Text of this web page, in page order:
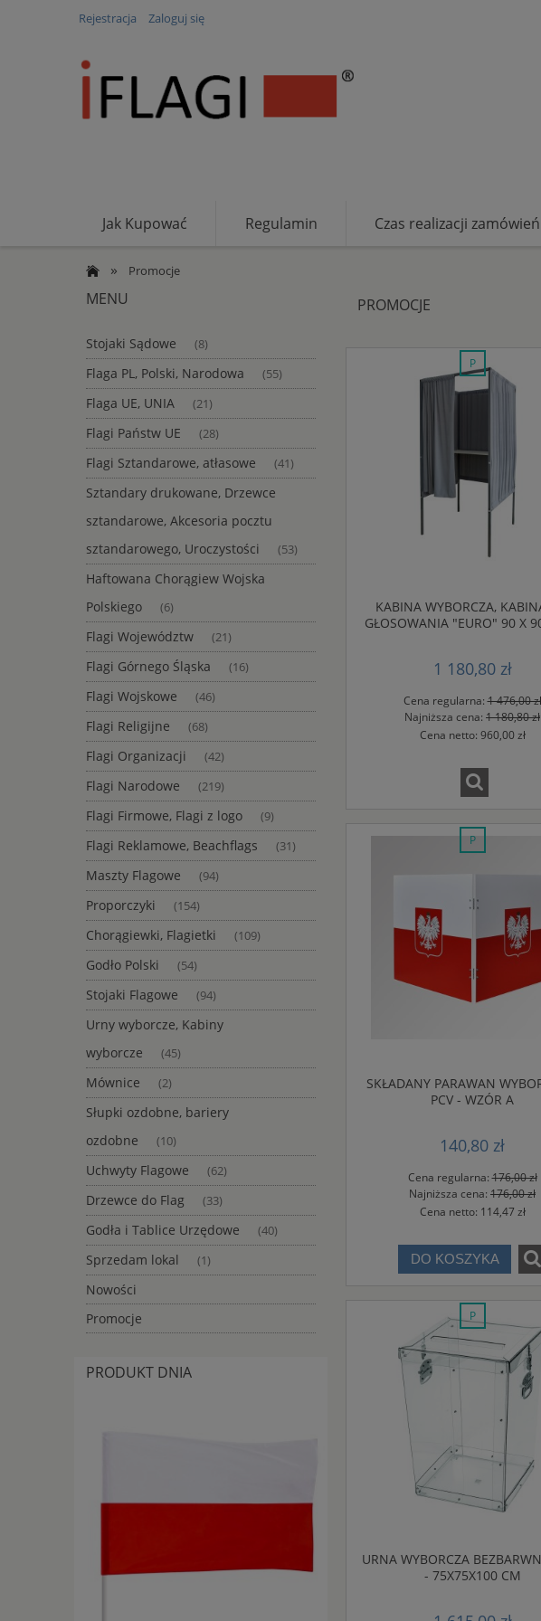
Rejestracja Zaloguj się
Jak Kupować Regulamin Czas realizacji zamówień
RODO
» Promocje
MENU
Stojaki Sądowe (8)
Flaga PL, Polski, Narodowa (55)
Flaga UE, UNIA (21)
Flagi Państw UE (28)
Flagi Sztandarowe, atłasowe (41)
Sztandary drukowane, Drzewce
sztandarowe, Akcesoria pocztu
sztandarowego, Uroczystości
(53)
Haftowana Chorągiew Wojska
Polskiego
(6)
Flagi Województw (21)
Flagi Górnego Śląska (16)
Flagi Wojskowe (46)
Flagi Religijne (68)
Flagi Organizacji (42)
Flagi Narodowe (219)
Flagi Firmowe, Flagi z logo (9)
Flagi Reklamowe, Beachflags (31)
Maszty Flagowe (94)
Proporczyki (154)
Chorągiewki, Flagietki (109)
Godło Polski (54)
Stojaki Flagowe (94)
Urny wyborcze, Kabiny
wyborcze
(45)
Mównice (2)
Słupki ozdobne, bariery
ozdobne
(10)
Uchwyty Flagowe (62)
Drzewce do Flag (33)
Godła i Tablice Urzędowe (40)
Sprzedam lokal (1)
Nowości
Promocje
PRODUKT DNIA
PROMOCJE
KABINA WYBORCZA,
GŁOSOWANIA "EURO" 90 X
1 180,80 zł
Cena regularna:1 476,00 zł
Najniższa cena: 1 180,80 zł
Cena netto: 960,00 zł
promocja
SKŁADANY PARAWAN
PCV - WZÓR A
140,80 zł
Cena regularna:176,00 zł
Najniższa cena: 176,00 zł
Cena netto: 114,47 zł
DO KOSZYKA
URNA WYBORCZA
- 75X75X100 CM
promocja